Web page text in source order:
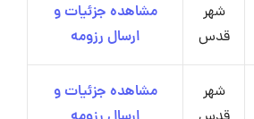
شهر
قدس
مشاهده جزئیات و
ارسال رزومه
شهر
مشاهده جزئیات و